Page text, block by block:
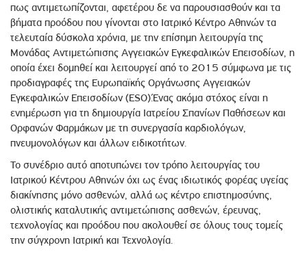
πως αντιμετωπίζονται, αφετέρου δε να παρουσιασθούν και τα
βήματα προόδου που γίνονται στο Ιατρικό Κέντρο Αθηνών τα
τελευταία δύσκολα χρόνια, με την επίσημη λειτουργία της
Μονάδας Αντιμετώπισης Αγγειακών Εγκεφαλικών Επεισοδίων, η
οποία έχει δομηθεί και λειτουργεί από το 2015 σύμφωνα με τις
προδιαγραφές της Ευρωπαϊκής Οργάνωσης Αγγειακών
Εγκεφαλικών Επεισοδίων (ESO).Ένας ακόμα στόχος είναι η
ενημέρωση για τη δημιουργία Ιατρείου Σπανίων Παθήσεων και
Ορφανών Φαρμάκων με τη συνεργασία καρδιολόγων,
πνευμονολόγων και άλλων ειδικοτήτων.
Το συνέδριο αυτό αποτυπώνει τον τρόπο λειτουργίας του
Ιατρικού Κέντρου Αθηνών όχι ως ένας ιδιωτικός φορέας υγείας
διακίνησης μόνο ασθενών, αλλά ως κέντρο επιστημοσύνης,
ολιστικής καταλυτικής αντιμετώπισης ασθενών, έρευνας,
τεχνολογίας και προόδου που ακολουθεί σε όλους τους τομείς
την σύγχρονη Ιατρική και Τεχνολογία.